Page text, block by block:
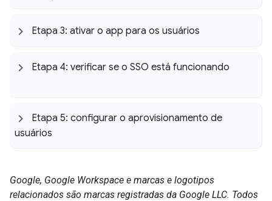
Etapa 3: ativar o app para os usuários
Etapa 4: verificar se o SSO está funcionando
Etapa 5: configurar o aprovisionamento de
usuários
Google, Google Workspace e marcas e logotipos
relacionados são marcas registradas da Google LLC. Todos